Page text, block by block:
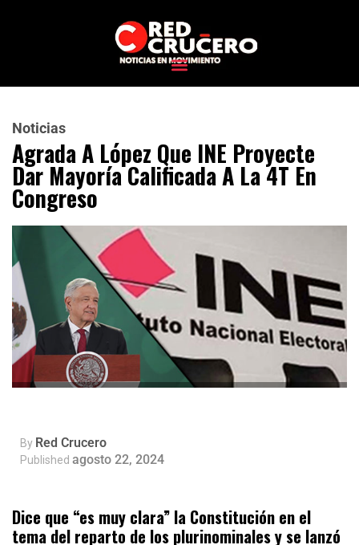
Noticias
Agrada A López Que INE Proyecte
Dar Mayoría Calificada A La 4T En
Congreso
By Red Crucero
Published agosto 22, 2024
Dice que “es muy clara” la Constitución en el
tema del reparto de los plurinominales y se lanzó